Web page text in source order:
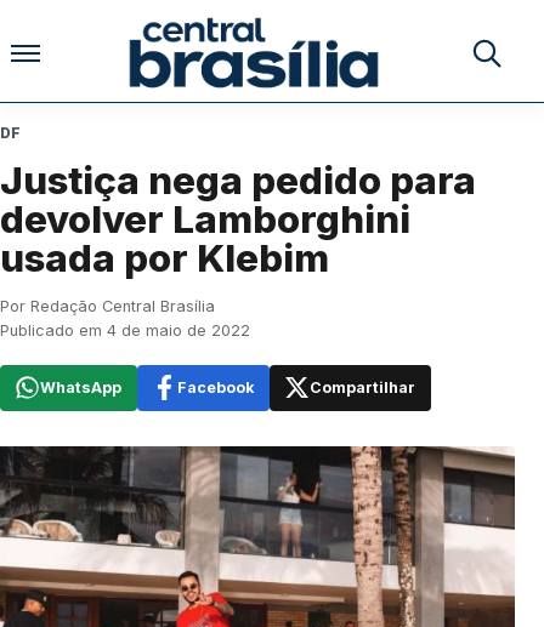
Pular para o conteúdo
Buscar
DF
Justiça nega pedido para
devolver Lamborghini
usada por Klebim
Por Redação Central Brasília
Publicado em 4 de maio de 2022
WhatsApp Facebook Compartilhar